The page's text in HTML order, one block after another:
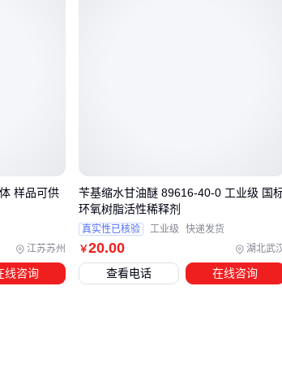
甘油醚使用中的常见问题与解决方案
易忽视的细节：
存，开封后建议6个月内用完
江苏苏州
样品可供
线咨询
￥20.00 湖北武
苄基缩水甘油醚 89616-40-0 工业级 国
环氧树脂活性稀释剂
真实性已核验 工业级 快递发货
查看电话 在线咨询